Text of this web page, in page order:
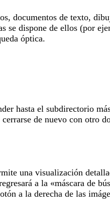
documentos de texto,
se dispone de ellos (por
óptica.
hasta el subdirectorio
de nuevo con otro
una visualización
a la «máscara de
a la derecha de las